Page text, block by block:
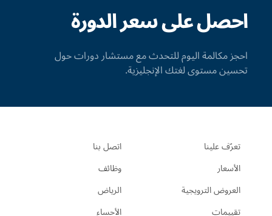
احصل على سعر الدورة
احجز مكالمة اليوم للتحدث مع مستشار دورات حول
تحسين مستوى لغتك الإنجليزية.
تعرّف علينا
الأسعار
العروض الترويجية
تقييمات
اتصل بنا
وظائف
الرياض
الأحساء